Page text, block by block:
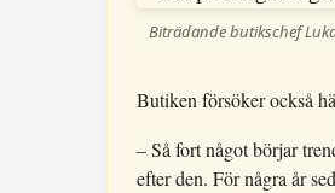
Biträdande butikschef
Butiken försöker också
– Så fort något börjar
efter den. För några år